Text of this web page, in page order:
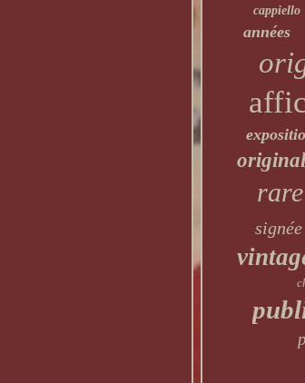
cappiello
années
original
rare
signée